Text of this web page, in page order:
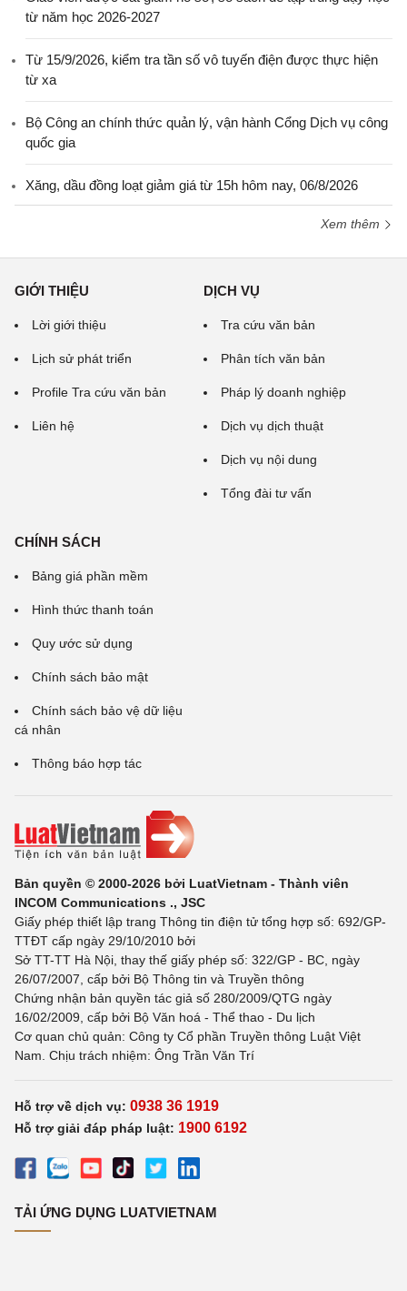
từ năm học 2026-2027
Từ 15/9/2026, kiểm tra tần số vô tuyến điện được thực hiện
từ xa
Bộ Công an chính thức quản lý, vận hành Cổng Dịch vụ công
quốc gia
Xăng, dầu đồng loạt giảm giá từ 15h hôm nay, 06/8/2026
Xem thêm
GIỚI THIỆU
Lời giới thiệu
Lịch sử phát triển
Profile Tra cứu văn bản
Liên hệ
DỊCH VỤ
Tra cứu văn bản
Phân tích văn bản
Pháp lý doanh nghiệp
Dịch vụ dịch thuật
Dịch vụ nội dung
Tổng đài tư vấn
CHÍNH SÁCH
Bảng giá phần mềm
Hình thức thanh toán
Quy ước sử dụng
Chính sách bảo mật
Chính sách bảo vệ dữ liệu
cá nhân
Thông báo hợp tác
Bản quyền © 2000-2026 bởi LuatVietnam - Thành viên
INCOM Communications ., JSC
Giấy phép thiết lập trang Thông tin điện tử tổng hợp số: 692/GP-
TTĐT cấp ngày 29/10/2010 bởi
Sở TT-TT Hà Nội, thay thế giấy phép số: 322/GP - BC, ngày
26/07/2007, cấp bởi Bộ Thông tin và Truyền thông
Chứng nhận bản quyền tác giả số 280/2009/QTG ngày
16/02/2009, cấp bởi Bộ Văn hoá - Thể thao - Du lịch
Cơ quan chủ quản: Công ty Cổ phần Truyền thông Luật Việt
Nam. Chịu trách nhiệm: Ông Trần Văn Trí
Hỗ trợ về dịch vụ: 0938 36 1919
Hỗ trợ giải đáp pháp luật: 1900 6192
TẢI ỨNG DỤNG LUATVIETNAM